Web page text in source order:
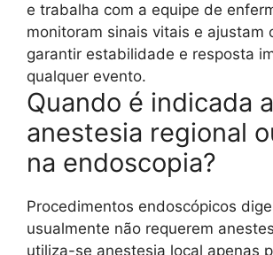
e trabalha com a equipe de
monitoram sinais vitais e ajustam
garantir estabilidade e resposta
qualquer evento.
Quando é indicada a
anestesia regional
na endoscopia?
Procedimentos endoscópicos
usualmente não requerem
utiliza-se anestesia local apenas